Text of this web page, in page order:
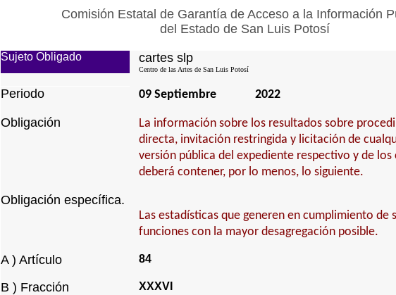
Comisión Estatal de Garantía de Acceso a la Información
del Estado de San Luis Potosí
Sujeto Obligado cartes slp
Centro de las Artes de San Luis Potosí
Periodo 09 Septiembre 2022
Obligación
La información sobre los resultados sobre
directa, invitación restringida y licitación de
versión pública del expediente respectivo y de
deberá contener, por lo menos, lo siguiente.
Obligación específica.
Las estadísticas que generen en cumplimiento de
funciones con la mayor desagregación posible.
A ) Artículo 84
B ) Fracción XXXVI